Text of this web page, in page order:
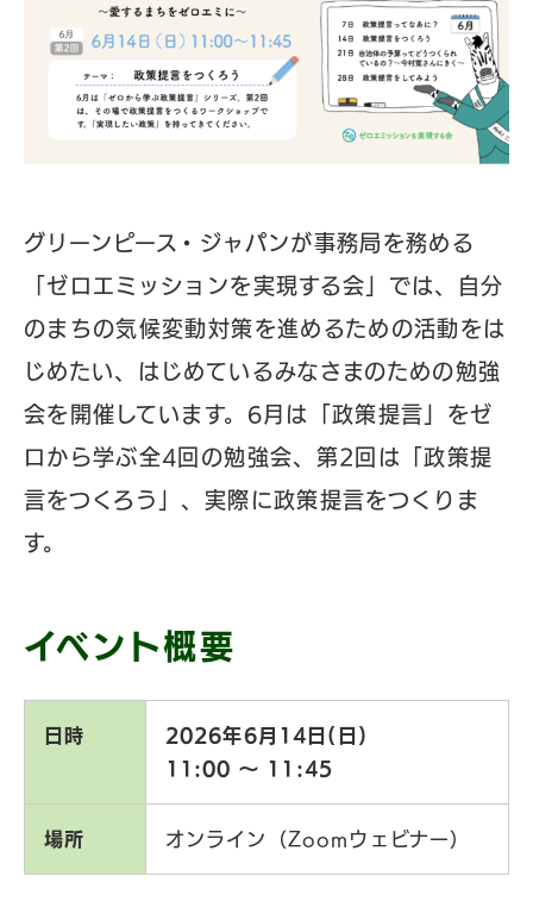
グリーンピース・ジャパンが事務局を務める
「ゼロエミッションを実現する会」では、自分
のまちの気候変動対策を進めるための活動をは
じめたい、はじめているみなさまのための勉強
会を開催しています。6月は「政策提言」をゼ
ロから学ぶ全4回の勉強会、第2回は「政策提
言をつくろう」、実際に政策提言をつくりま
す。
イベント概要
日時
2026年6月14日(日)
11:00 〜 11:45
場所 オンライン（Zoomウェビナー）